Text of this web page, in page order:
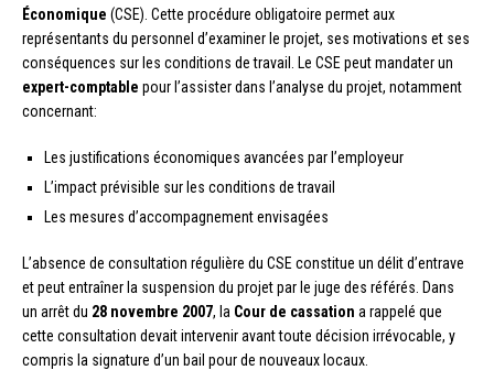
Économique (CSE). Cette procédure obligatoire permet aux
représentants du personnel d’examiner le projet, ses motivations et ses
conséquences sur les conditions de travail. Le CSE peut mandater un
expert-comptable pour l’assister dans l’analyse du projet, notamment
concernant:
Les justifications économiques avancées par l’employeur
L’impact prévisible sur les conditions de travail
Les mesures d’accompagnement envisagées
L’absence de consultation régulière du CSE constitue un délit d’entrave
et peut entraîner la suspension du projet par le juge des référés. Dans
un arrêt du 28 novembre 2007, la Cour de cassation a rappelé que
cette consultation devait intervenir avant toute décision irrévocable, y
compris la signature d’un bail pour de nouveaux locaux.